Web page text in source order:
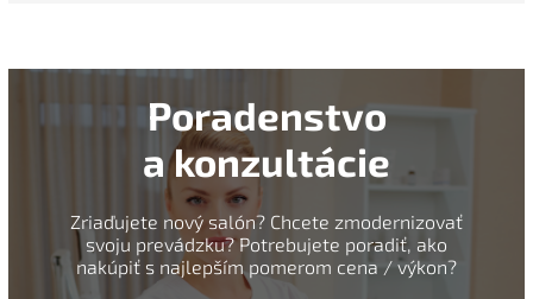
Poradenstvo
a konzultácie
Zriaďujete nový salón? Chcete zmodernizovať
svoju prevádzku? Potrebujete poradiť, ako
nakúpiť s najlepším pomerom cena / výkon?